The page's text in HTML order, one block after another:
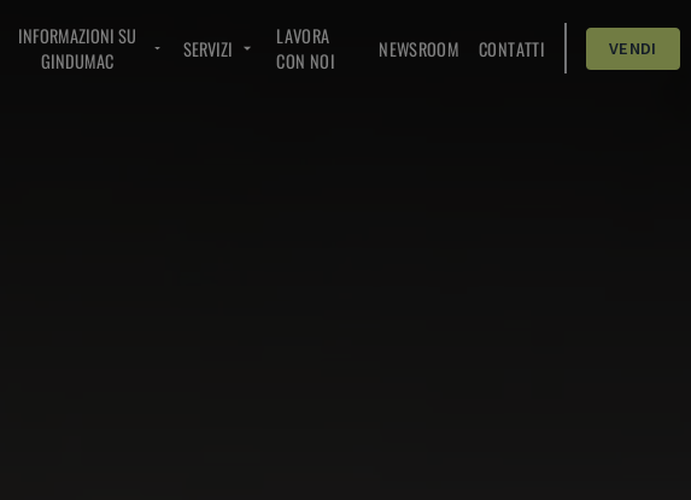
INFORMAZIONI SU
GINDUMAC
SERVIZI
LAVORA
CON NOI
NEWSROOM CONTATTI VENDI